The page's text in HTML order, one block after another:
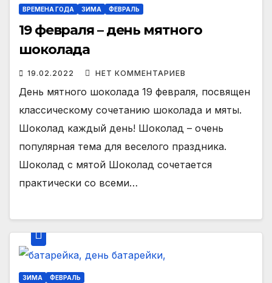
ВРЕМЕНА ГОДА ЗИМА ФЕВРАЛЬ
19 февраля – день мятного
шоколада
19.02.2022 НЕТ КОММЕНТАРИЕВ
День мятного шоколада 19 февраля, посвящен
классическому сочетанию шоколада и мяты.
Шоколад каждый день! Шоколад – очень
популярная тема для веселого праздника.
Шоколад с мятой Шоколад сочетается
практически со всеми…
ЗИМА ФЕВРАЛЬ